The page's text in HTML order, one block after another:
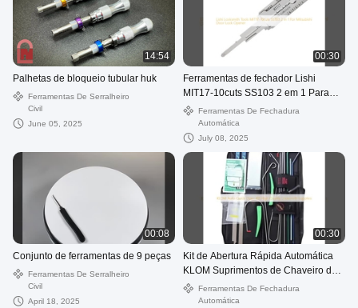
14:54
Palhetas de bloqueio tubular huk
Ferramentas De Serralheiro
Civil
June 05, 2025
00:30
Ferramentas de fechador Lishi
MIT17-10cuts SS103 2 em 1 Para
Mitsubishi Portão Lock Opener
Ferramentas De Fechadura
Automática
July 08, 2025
00:08
Conjunto de ferramentas de 9 peças
Ferramentas De Serralheiro
Civil
April 18, 2025
00:30
Kit de Abertura Rápida Automática
KLOM Suprimentos de Chaveiro de
Alta Qualidade
Ferramentas De Fechadura
Automática